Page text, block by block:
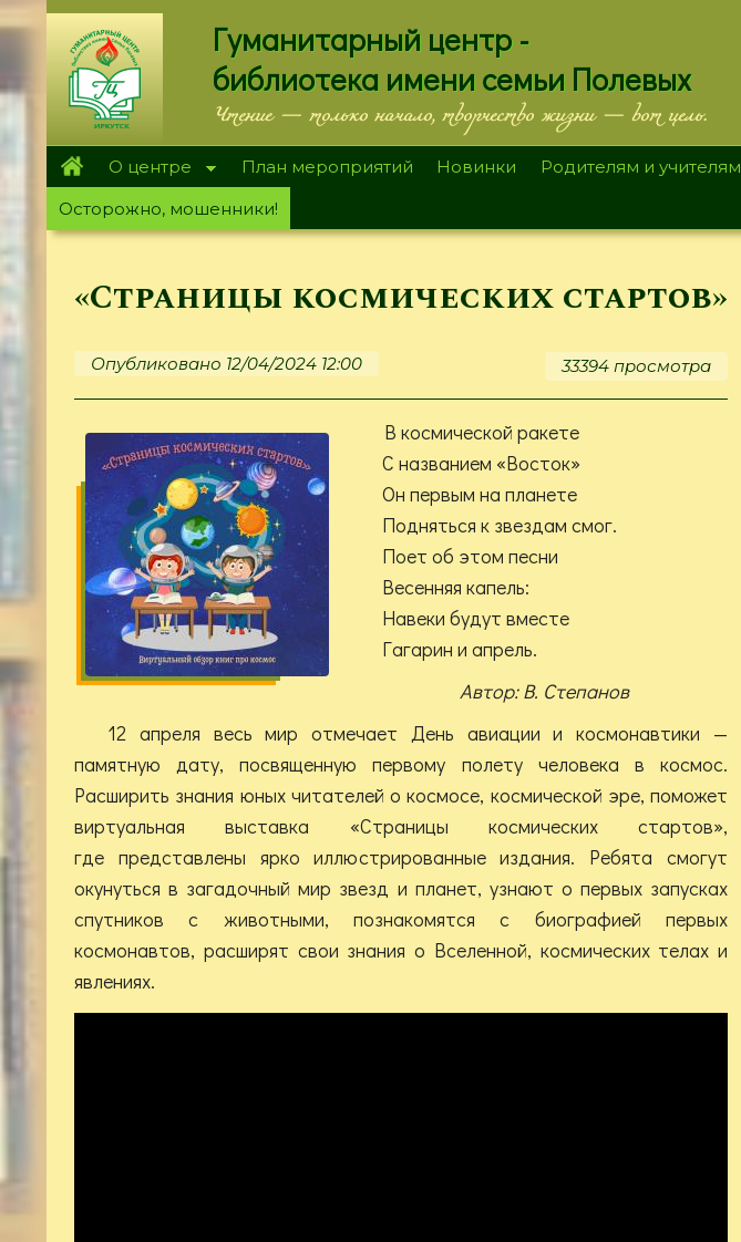
Перейти
к
основному
содержанию
Гуманитарный центр -
библиотека имени семьи Полевых
Чтение — только начало, творчество жизни — вот цель.
О центре План мероприятий Новинки Родителям и учителям
Осторожно, мошенники!
«Страницы космических стартов»
Опубликовано 12/04/2024 12:00 33394 просмотра
В космической ракете
С названием «Восток»
Он первым на планете
Подняться к звездам смог.
Поет об этом песни
Весенняя капель:
Навеки будут вместе
Гагарин и апрель.
Автор: В. Степанов
12 апреля весь мир отмечает День авиации и космонавтики —
памятную дату, посвященную первому полету человека в космос.
Расширить знания юных читателей о космосе, космической эре, поможет
виртуальная выставка «Страницы космических стартов»,
где представлены ярко иллюстрированные издания. Ребята смогут
окунуться в загадочный мир звезд и планет, узнают о первых запусках
спутников с животными, познакомятся с биографией первых
космонавтов, расширят свои знания о Вселенной, космических телах и
явлениях.